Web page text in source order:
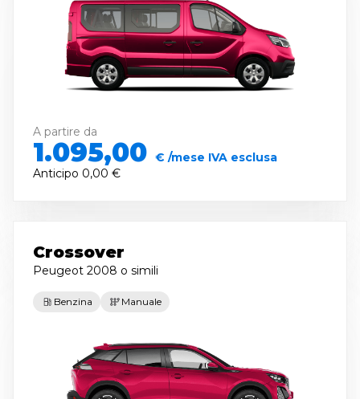
A partire da
1.095,00 € /mese IVA esclusa
Anticipo 0,00 €
Crossover
Peugeot 2008 o simili
Benzina Manuale